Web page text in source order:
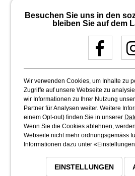
Besuchen Sie uns in den
bleiben Sie auf dem
Wir verwenden Cookies, um Inhalte zu
Zugriffe auf unsere Webseite zu
wir Informationen zu Ihrer Nutzung
Partner für Analysen weiter. Weitere
einem Opt-out) finden Sie in unserer
Wenn Sie die Cookies ablehnen,
Webseite nicht mehr ordnungsgemäss
Informationen dazu unter
EINSTELLUNGEN